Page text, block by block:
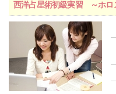
西洋占星術初級実習 ～ホロ